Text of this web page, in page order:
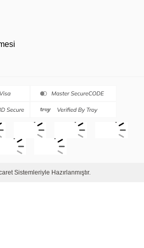
Sistemleriyle Hazırlanmıştır.